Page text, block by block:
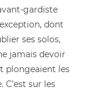
gardiste
dont
ses solos,
jamais devoir
plongeaient les
sur les